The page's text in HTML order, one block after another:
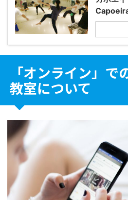
「オンライン」で
教室について